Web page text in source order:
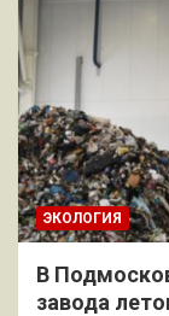
ЭКОЛОГИЯ
В
завода